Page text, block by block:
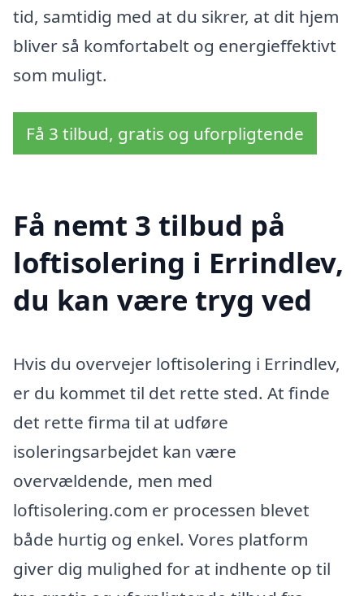
tid, samtidig med at du sikrer, at dit hjem
bliver så komfortabelt og energieffektivt
som muligt.
Få 3 tilbud, gratis og uforpligtende
Få nemt 3 tilbud på
loftisolering i Errindlev,
du kan være tryg ved
Hvis du overvejer loftisolering i Errindlev,
er du kommet til det rette sted. At finde
det rette firma til at udføre
isoleringsarbejdet kan være
overvældende, men med
loftisolering.com er processen blevet
både hurtig og enkel. Vores platform
giver dig mulighed for at indhente op til